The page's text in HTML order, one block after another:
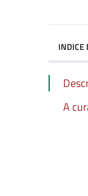
INDICE
A